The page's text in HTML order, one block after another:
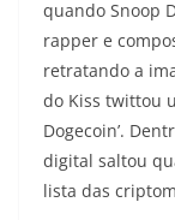
quando Snoop
rapper e
retratando a
do Kiss twittou
Dogecoin’.
digital saltou
lista das